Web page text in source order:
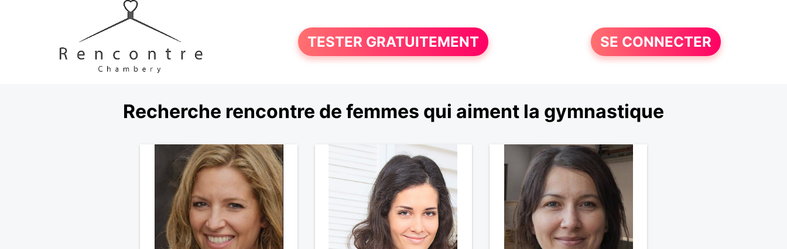
TESTER GRATUITEMENT SE CONNECTER
Recherche rencontre de femmes qui aiment la gymnastique